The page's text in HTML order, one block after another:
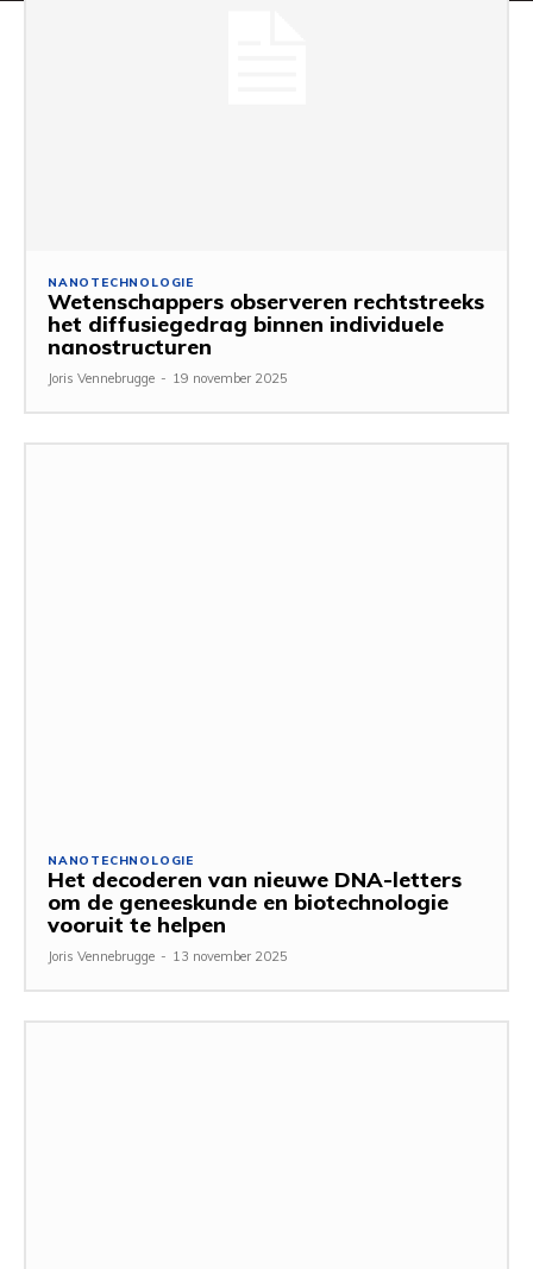
NANOTECHNOLOGIE
Wetenschappers observeren rechtstreeks
het diffusiegedrag binnen individuele
nanostructuren
Joris Vennebrugge - 19 november 2025
NANOTECHNOLOGIE
Het decoderen van nieuwe DNA-letters
om de geneeskunde en biotechnologie
vooruit te helpen
Joris Vennebrugge - 13 november 2025